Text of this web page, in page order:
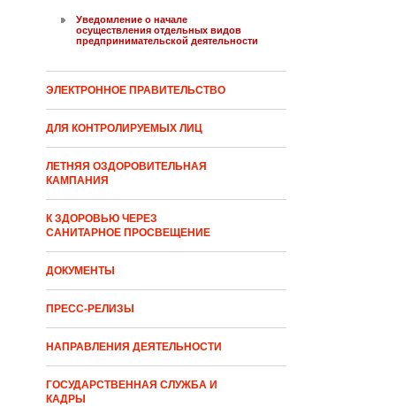
Уведомление о начале
осуществления отдельных видов
предпринимательской деятельности
ЭЛЕКТРОННОЕ ПРАВИТЕЛЬСТВО
ДЛЯ КОНТРОЛИРУЕМЫХ ЛИЦ
ЛЕТНЯЯ ОЗДОРОВИТЕЛЬНАЯ
КАМПАНИЯ
К ЗДОРОВЬЮ ЧЕРЕЗ
САНИТАРНОЕ ПРОСВЕЩЕНИЕ
ДОКУМЕНТЫ
ПРЕСС-РЕЛИЗЫ
НАПРАВЛЕНИЯ ДЕЯТЕЛЬНОСТИ
ГОСУДАРСТВЕННАЯ СЛУЖБА И
КАДРЫ